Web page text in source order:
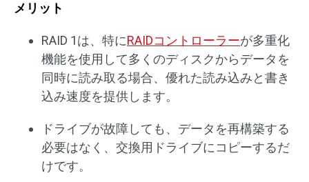
メリット
RAID 1は、特にRAIDコントローラーが多重化
機能を使用して多くのディスクからデータを
同時に読み取る場合、優れた読み込みと書き
込み速度を提供します。
ドライブが故障しても、データを再構築する
必要はなく、交換用ドライブにコピーするだ
けです。